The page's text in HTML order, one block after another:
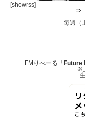
[showrss]
⇒
毎週（
FMりべーる「Future
※